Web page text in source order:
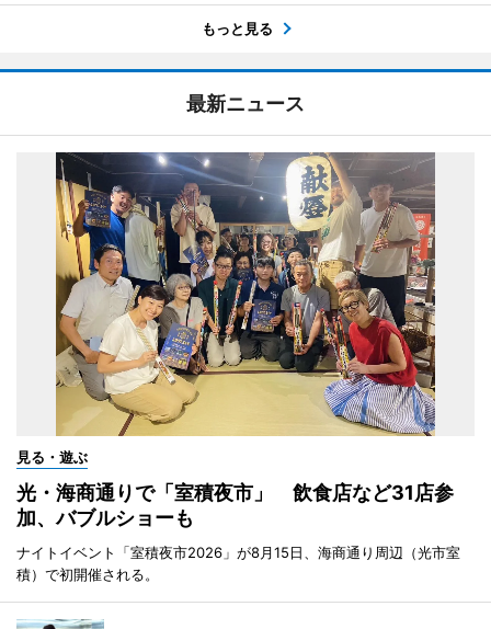
もっと見る
最新ニュース
見る・遊ぶ
光・海商通りで「室積夜市」 飲食店など31店参
加、バブルショーも
ナイトイベント「室積夜市2026」が8月15日、海商通り周辺（光市室
積）で初開催される。